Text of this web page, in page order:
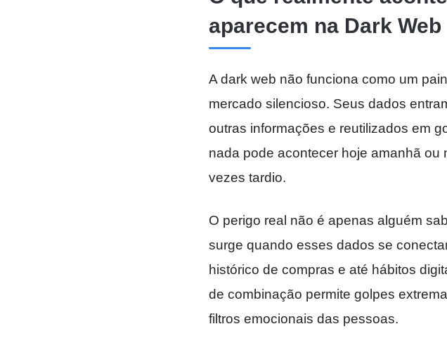
aparecem na Dark Web
A dark web não funciona como um
mercado silencioso. Seus dados
outras informações e reutilizados em
nada pode acontecer hoje amanhã ou
vezes tardio.
O perigo real não é apenas alguém
surge quando esses dados se
histórico de compras e até hábitos
de combinação permite golpes
filtros emocionais das pessoas.